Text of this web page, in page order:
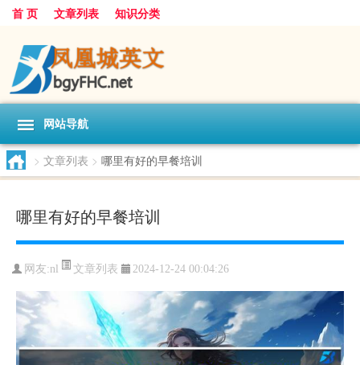
首 页 文章列表 知识分类
网站导航
> 文章列表 > 哪里有好的早餐培训
哪里有好的早餐培训
网友:nl 文章列表 2024-12-24 00:04:26